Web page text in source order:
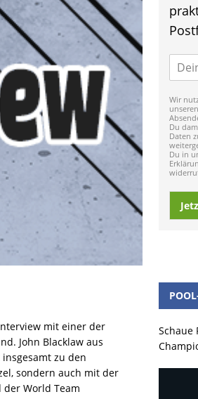
mit einer der
John Blacklaw aus
zu den
sondern auch mit der
World Team
Wir
Du
Daten
Du in
Schaue